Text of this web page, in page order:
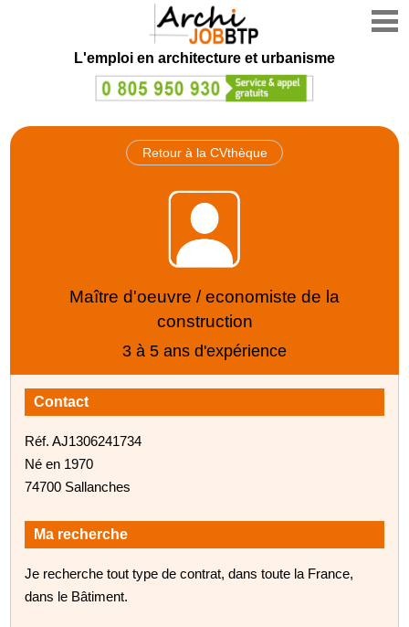
L'emploi en architecture et urbanisme
Retour à la CVthèque
Maître d'oeuvre / economiste de la
construction
3 à 5 ans d'expérience
Contact
Réf. AJ1306241734
Né en 1970
74700 Sallanches
Ma recherche
Je recherche tout type de contrat, dans toute la France,
dans le Bâtiment.